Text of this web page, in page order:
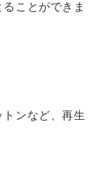
ことができま
ンなど、再生